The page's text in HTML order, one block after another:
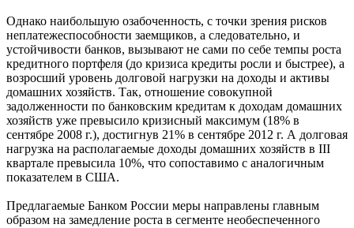
Однако наибольшую озабоченность, с точки зрения рисков
неплатежеспособности заемщиков, а следовательно, и
устойчивости банков, вызывают не сами по себе темпы роста
кредитного портфеля (до кризиса кредиты росли и быстрее), а
возросший уровень долговой нагрузки на доходы и активы
домашних хозяйств. Так, отношение совокупной
задолженности по банковским кредитам к доходам домашних
хозяйств уже превысило кризисный максимум (18% в
сентябре 2008 г.), достигнув 21% в сентябре 2012 г. А долговая
нагрузка на располагаемые доходы домашних хозяйств в III
квартале превысила 10%, что сопоставимо с аналогичным
показателем в США.
Предлагаемые Банком России меры направлены главным
образом на замедление роста в сегменте необеспеченного